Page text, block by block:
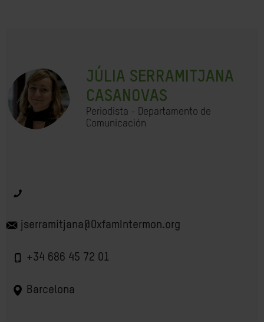
JÚLIA SERRAMITJANA
CASANOVAS
Periodista - Departamento de
Comunicación
jserramitjana@OxfamIntermon.org
+34 686 45 72 01
Barcelona